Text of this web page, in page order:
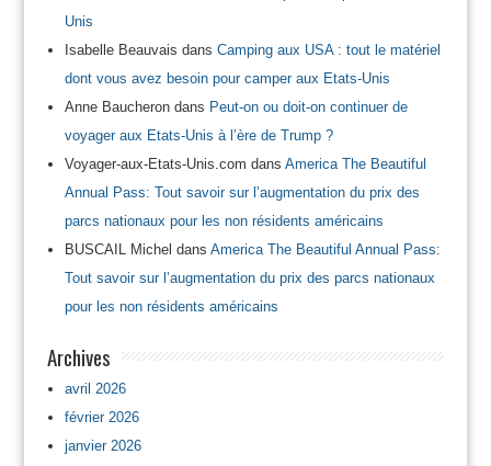
Unis
Isabelle Beauvais dans Camping aux USA : tout le matériel
dont vous avez besoin pour camper aux Etats-Unis
Anne Baucherondans Peut-on ou doit-on continuer de
voyager aux Etats-Unis à l’ère de Trump ?
Voyager-aux-Etats-Unis.com dans America The Beautiful
Annual Pass: Tout savoir sur l’augmentation du prix des
parcs nationaux pour les non résidents américains
BUSCAIL Michel dans America The Beautiful Annual Pass:
Tout savoir sur l’augmentation du prix des parcs nationaux
pour les non résidents américains
Archives
avril 2026
février 2026
janvier 2026